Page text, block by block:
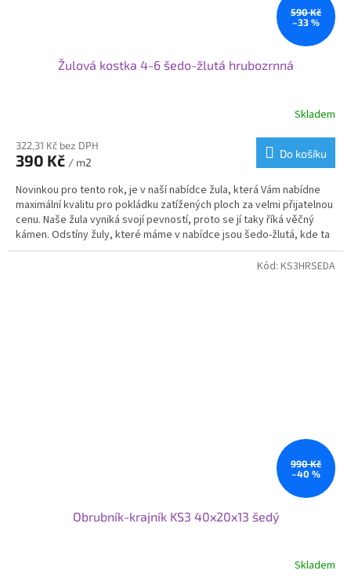
590 Kč
–33 %
Žulová kostka 4-6 šedo-žlutá hrubozrnná
produktu
je
z
5
hvězdiček.
Skladem
322,31 Kč bez DPH
390 Kč / m2
Do košíku
Novinkou pro tento rok, je v naší nabídce žula, která Vám nabídne
maximální kvalitu pro pokládku zatížených ploch za velmi přijatelnou
cenu. Naše žula vyniká svojí pevností, proto se jí taky říká věčný
kámen. Odstíny žuly, které máme v nabídce jsou šedo-žlutá, kde ta
žlutá je formou melíru, díky kterému Vám vznikne krásná mozaika.
Svoje využití najde žulová kostka od nás na příjezdových cestách,
990 Kč
–40 %
Obrubník-krajník KS3 40x20x13 šedý
Skladem
Kód: KS3HRSEDA